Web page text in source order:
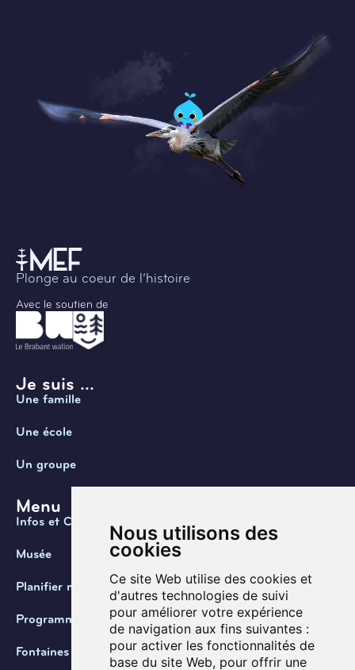
Nous utilisons des
cookies
Ce site Web utilise des cookies et
d'autres technologies de suivi
pour améliorer votre expérience
de navigation aux fins suivantes :
pour activer les fonctionnalités de
base du site Web, pour offrir une
Plonge au coeur de l’histoire
Avec le soutien de
Je suis ...
Une famille
Une école
Un groupe
Menu
Infos et Contact
Musée
Planifier ma visite
Programmation
Fontaines de Belgique